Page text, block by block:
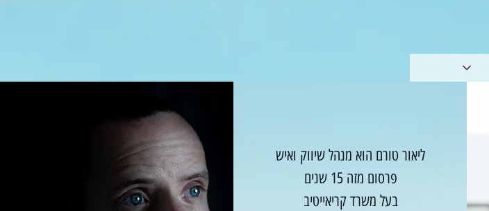
ליאור טורם הוא מנהל שיווק ואיש
פרסום מזה 15 שנים
בעל משרד קריאייטיב